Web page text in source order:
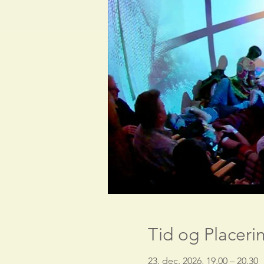
Tid og
23. dec. 2026, 19.00 – 20.30